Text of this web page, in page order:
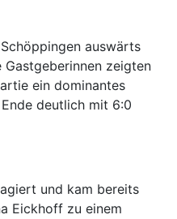
auswärts
Gastgeberinnen zeigten
ein dominantes
deutlich mit 6:0
und kam bereits
Eickhoff zu einem